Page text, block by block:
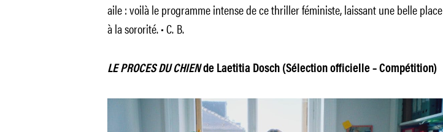
aile : voilà le programme intense de ce thriller féministe, laissant une belle place
à la sororité. • C. B.
LE PROCES DU CHIENde Laetitia Dosch (Sélection officielle – Compétition)